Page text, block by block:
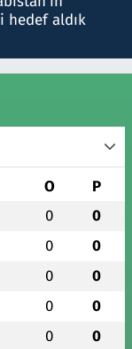
hedef aldık
O P
0 0
0 0
0 0
0 0
0 0